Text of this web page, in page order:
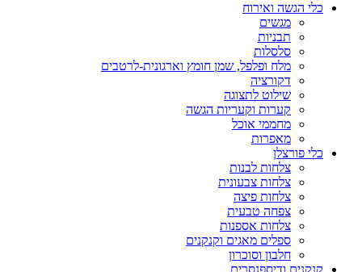
כלי הגשה ואירוח
מגשים
תבניות
סלסלות
מלח ופלפל, שמן חומץ וארגונית-לרטבים
דקורציה
שילוט לתצוגה
קערות וקעריות הגשה
מחממי אוכל
מאפרות
כלי פורצלן
צלחות לבנות
צלחות צבעונית
צלחות פיצה
צפחה טבעית
צלחות אספנות
ספלים מאגים וקנקנים
חלבון וסוכרון
קנקנים ודיספנסרים